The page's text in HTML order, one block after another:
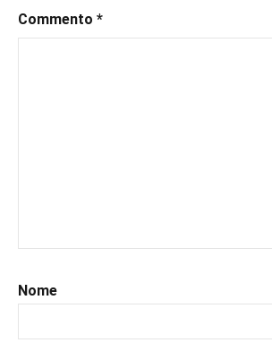
#ioleggo,
#recensionilibri
#romance,
Commento *
Nome